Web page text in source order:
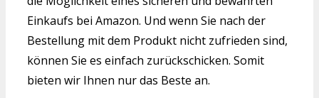
Einkaufs bei Amazon. Und wenn Sie nach der
Bestellung mit dem Produkt nicht zufrieden sind,
können Sie es einfach zurückschicken. Somit
bieten wir Ihnen nur das Beste an.